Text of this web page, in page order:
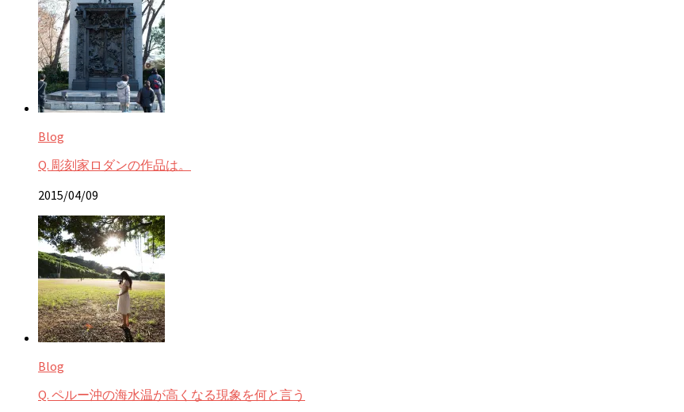
Blog
Q. 彫刻家ロダンの作品は。
2015/04/09
Blog
Q. ペルー沖の海水温が高くなる現象を何と言う